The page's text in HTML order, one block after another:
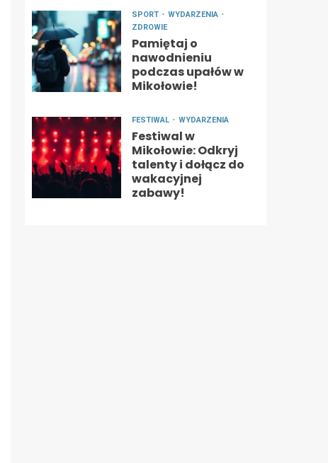
SPORT
WYDARZENIA
ZDROWIE
Pamiętaj o
nawodnieniu
podczas upałów w
Mikołowie!
FESTIWAL WYDARZENIA
Festiwal w
Mikołowie: Odkryj
talenty i dołącz do
wakacyjnej
zabawy!